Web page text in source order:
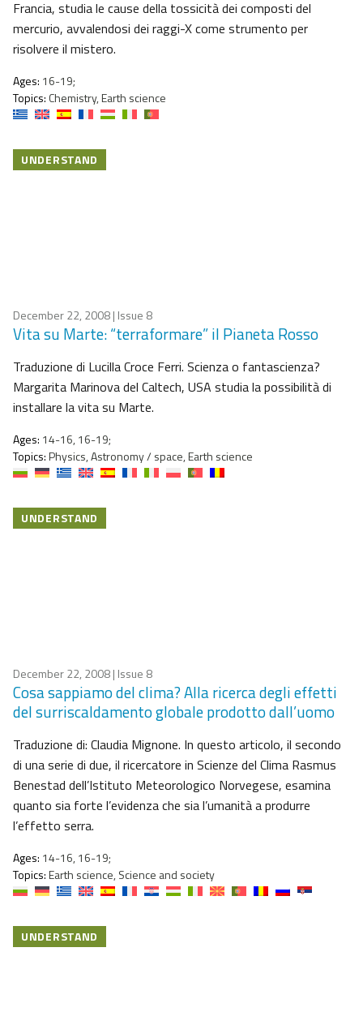
Francia, studia le cause della tossicità dei composti del
mercurio, avvalendosi dei raggi-X come strumento per
risolvere il mistero.
Ages: 16-19;
Topics: Chemistry, Earth science
UNDERSTAND
December 22, 2008| Issue 8
Vita su Marte: “terraformare” il Pianeta Rosso
Traduzione di Lucilla Croce Ferri. Scienza o fantascienza?
Margarita Marinova del Caltech, USA studia la possibilità di
installare la vita su Marte.
Ages: 14-16, 16-19;
Topics:Physics, Astronomy / space, Earth science
UNDERSTAND
December 22, 2008| Issue 8
Cosa sappiamo del clima? Alla ricerca degli effetti
del surriscaldamento globale prodotto dall’uomo
Traduzione di: Claudia Mignone. In questo articolo, il secondo
di una serie di due, il ricercatore in Scienze del Clima Rasmus
Benestad dell’Istituto Meteorologico Norvegese, esamina
quanto sia forte l’evidenza che sia l’umanità a produrre
l’effetto serra.
Ages: 14-16, 16-19;
Topics:Earth science, Science and society
UNDERSTAND